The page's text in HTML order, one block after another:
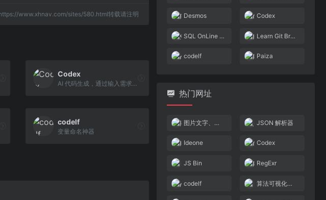
www.xhnav.com/sites/580.html转载请注明
Codex
AI 代码生成，通过输入需求生成对应各种语言的代码
codelf
变量命名神器
Desmos Codex
SQL OnLine IDE Learn Git Branching
codelf Paiza
热门网址
图片文字、表格提取 JSON 解析器
Ideone Codex
JS Bin RegExr
codelf 算法可视化学习